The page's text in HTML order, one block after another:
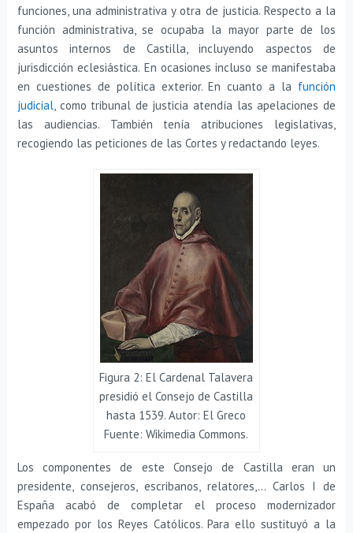
funciones, una administrativa y otra de justicia. Respecto a la
función administrativa, se ocupaba la mayor parte de los
asuntos internos de Castilla, incluyendo aspectos de
jurisdicción eclesiástica. En ocasiones incluso se manifestaba
en cuestiones de política exterior. En cuanto a la función
judicial, como tribunal de justicia atendía las apelaciones de
las audiencias. También tenía atribuciones legislativas,
recogiendo las peticiones de las Cortes y redactando leyes.
Figura 2: El Cardenal Talavera
presidió el Consejo de Castilla
hasta 1539. Autor: El Greco
Fuente: Wikimedia Commons.
Los componentes de este Consejo de Castilla eran un
presidente, consejeros, escribanos, relatores,… Carlos I de
España acabó de completar el proceso modernizador
empezado por los Reyes Católicos. Para ello sustituyó a la